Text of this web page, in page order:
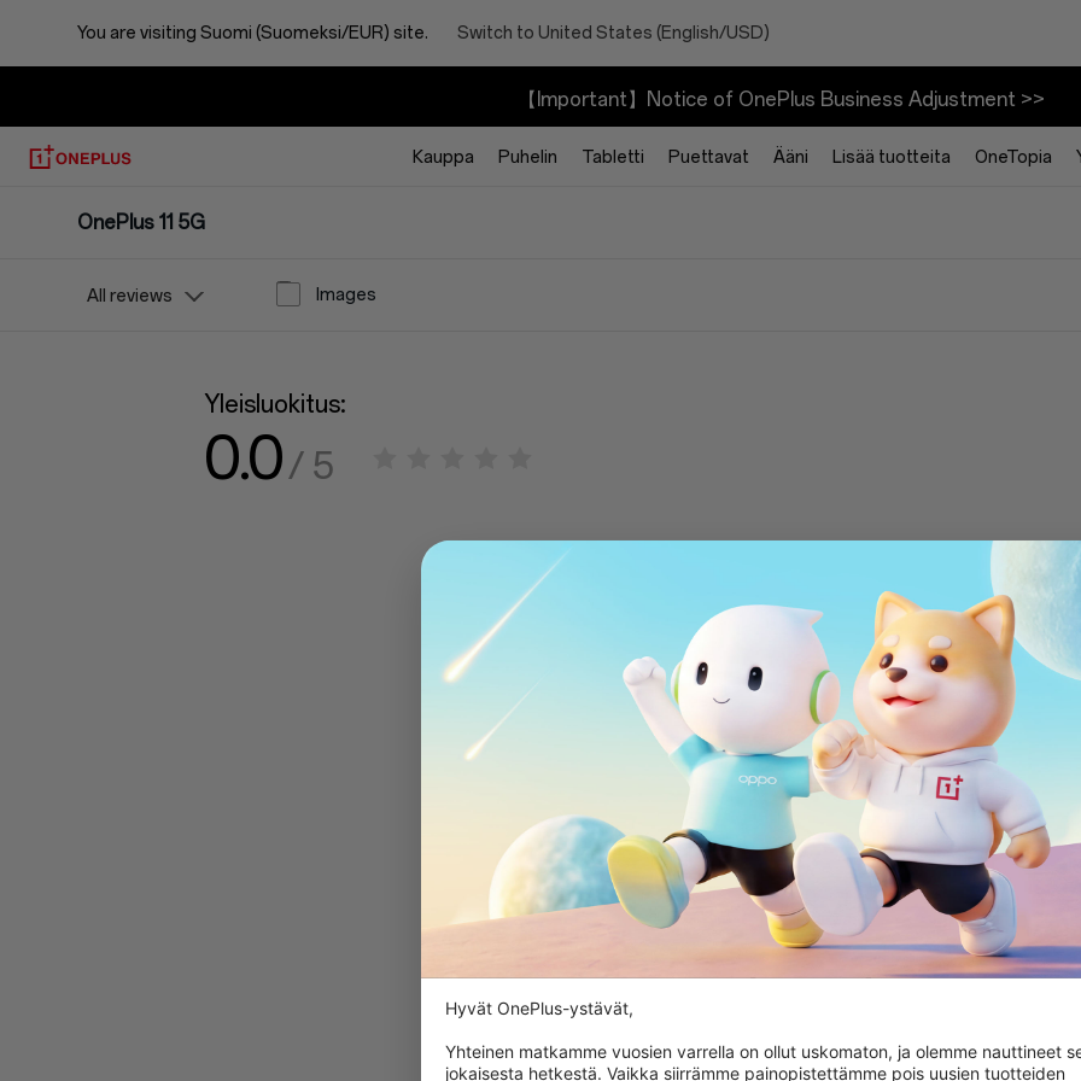
You are visiting Suomi (Suomeksi/EUR) site. Switch to United States (English/USD)
【Important】Notice of OnePlus Business Adjustment >>
Kauppa Puhelin Tabletti Puettavat Ääni Lisää tuotteita OneTopia
OnePlus 11 5G
All reviews Images
Yleisluokitus:
0.0/ 5
Hyvät OnePlus-ystävät,
Yhteinen matkamme vuosien varrella on ollut uskomaton, ja olemme nauttineet
jokaisesta hetkestä. Vaikka siirrämme painopistettämme pois uusien tuotteiden